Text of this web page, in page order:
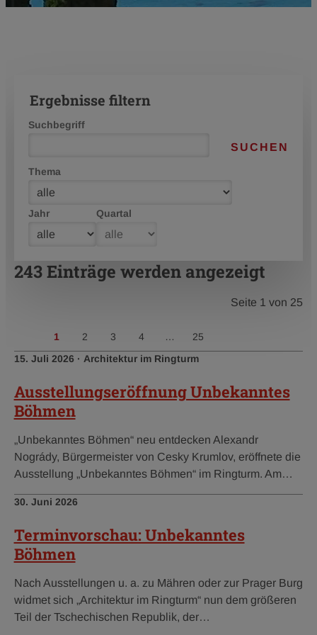
Ergebnisse filtern
Suchbegriff
SUCHEN
Thema
Jahr Quartal
243 Einträge werden angezeigt
Seite 1 von 25
vorherige
1 2 3 4 … 25
Veröffentlichungsdatum:
15. Juli 2026 · Kategorie:
Architektur im Ringturm
Ausstellungseröffnung Unbekanntes
Böhmen
„Unbekanntes Böhmen“ neu entdecken Alexandr
Nogrády, Bürgermeister von Cesky Krumlov, eröffnete die
Ausstellung „Unbekanntes Böhmen“ im Ringturm. Am…
Veröffentlichungsdatum:
30. Juni 2026
Terminvorschau: Unbekanntes
Böhmen
Nach Ausstellungen u. a. zu Mähren oder zur Prager Burg
widmet sich „Architektur im Ringturm“ nun dem größeren
Teil der Tschechischen Republik, der…